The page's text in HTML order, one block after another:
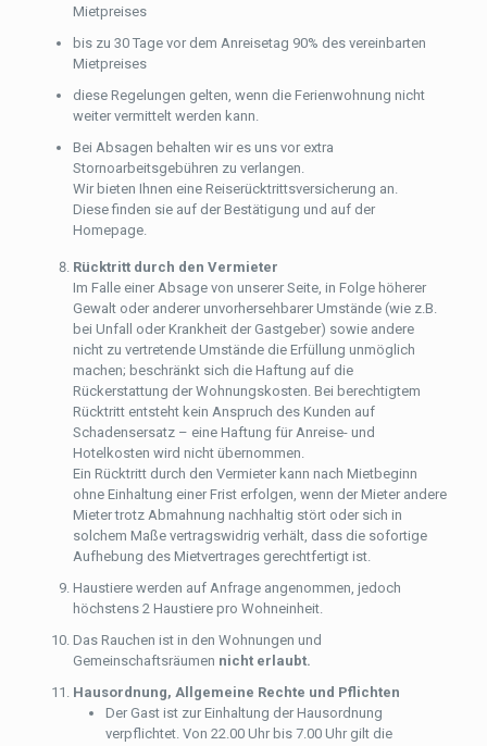
Mietpreises
bis zu 30 Tage vor dem Anreisetag 90% des vereinbarten
Mietpreises
diese Regelungen gelten, wenn die Ferienwohnung nicht
weiter vermittelt werden kann.
Bei Absagen behalten wir es uns vor extra
Stornoarbeitsgebühren zu verlangen.
Wir bieten Ihnen eine Reiserücktrittsversicherung an.
Diese finden sie auf der Bestätigung und auf der
Homepage.
Rücktritt durch den Vermieter
Im Falle einer Absage von unserer Seite, in Folge höherer
Gewalt oder anderer unvorhersehbarer Umstände (wie z.B.
bei Unfall oder Krankheit der Gastgeber) sowie andere
nicht zu vertretende Umstände die Erfüllung unmöglich
machen; beschränkt sich die Haftung auf die
Rückerstattung der Wohnungskosten. Bei berechtigtem
Rücktritt entsteht kein Anspruch des Kunden auf
Schadensersatz – eine Haftung für Anreise- und
Hotelkosten wird nicht übernommen.
Ein Rücktritt durch den Vermieter kann nach Mietbeginn
ohne Einhaltung einer Frist erfolgen, wenn der Mieter andere
Mieter trotz Abmahnung nachhaltig stört oder sich in
solchem Maße vertragswidrig verhält, dass die sofortige
Aufhebung des Mietvertrages gerechtfertigt ist.
Haustiere werden auf Anfrage angenommen, jedoch
höchstens 2 Haustiere pro Wohneinheit.
Das Rauchen ist in den Wohnungen und
Gemeinschaftsräumen nicht erlaubt.
Hausordnung, Allgemeine Rechte und Pflichten
Der Gast ist zur Einhaltung der Hausordnung
verpflichtet. Von 22.00 Uhr bis 7.00 Uhr gilt die